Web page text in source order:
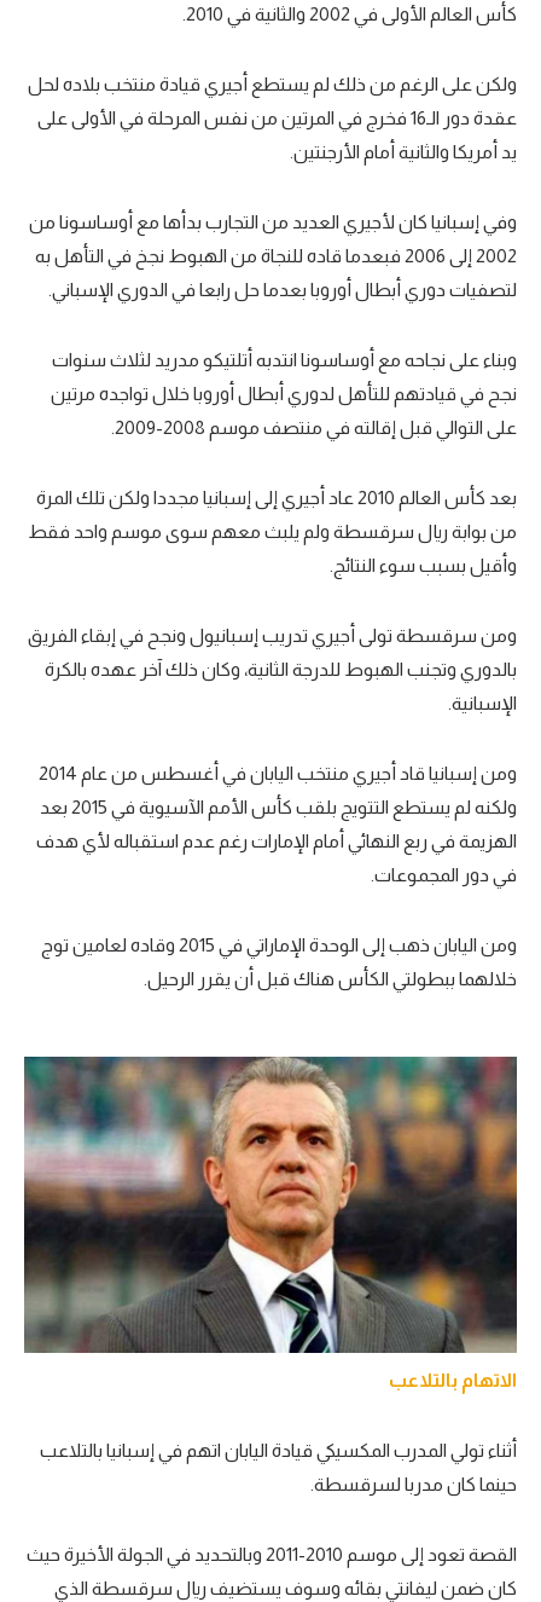
تحليل في الجول
كويز في الجول
فيديو في الجول
كأس العالم الأولى في 2002 والثانية في 2010.
ولكن على الرغم من ذلك لم يستطع أجيري قيادة منتخب بلاده لحل
عقدة دور الـ16 فخرج في المرتين من نفس المرحلة في الأولى على
يد أمريكا والثانية أمام الأرجنتين.
وفي إسبانيا كان لأجيري العديد من التجارب بدأها مع أوساسونا من
2002 إلى 2006 فبعدما قاده للنجاة من الهبوط نجخ في التأهل به
لتصفيات دوري أبطال أوروبا بعدما حل رابعا في الدوري الإسباني.
وبناء على نجاحه مع أوساسونا انتدبه أتلتيكو مدريد لثلاث سنوات
نجح في قيادتهم للتأهل لدوري أبطال أوروبا خلال تواجده مرتين
على التوالي قبل إقالته في منتصف موسم 2008-2009.
بعد كأس العالم 2010 عاد أجيري إلى إسبانيا مجددا ولكن تلك المرة
من بوابة ريال سرقسطة ولم يلبث معهم سوى موسم واحد فقط
وأقيل بسبب سوء النتائج.
ومن سرقسطة تولى أجيري تدريب إسبانيول ونجح في إبقاء الفريق
بالدوري وتجنب الهبوط للدرجة الثانية، وكان ذلك آخر عهده بالكرة
الإسبانية.
ومن إسبانيا قاد أجيري منتخب اليابان في أغسطس من عام 2014
ولكنه لم يستطع التتويج بلقب كأس الأمم الآسيوية في 2015 بعد
الهزيمة في ربع النهائي أمام الإمارات رغم عدم استقباله لأي هدف
في دور المجموعات.
ومن اليابان ذهب إلى الوحدة الإماراتي في 2015 وقاده لعامين توج
خلالهما ببطولتي الكأس هناك قبل أن يقرر الرحيل.
الاتهام بالتلاعب
أثناء تولي المدرب المكسيكي قيادة اليابان اتهم في إسبانيا بالتلاعب
حينما كان مدربا لسرقسطة.
القصة تعود إلى موسم 2010-2011 وبالتحديد في الجولة الأخيرة حيث
كان ضمن ليفانتي بقائه وسوف يستضيف ريال سرقسطة الذي